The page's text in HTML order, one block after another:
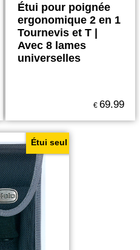
Étui pour poignée
ergonomique 2 en 1
Tournevis et T |
Avec 8 lames
universelles
€ 69.99
Étui seul